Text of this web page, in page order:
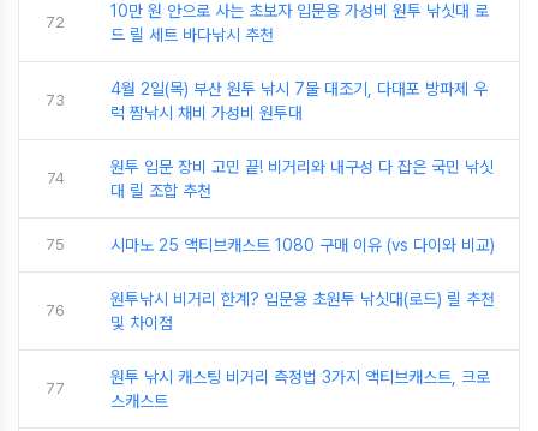
72
10만 원 안으로 사는 초보자 입문용 가성비 원투 낚싯대 로
드 릴 세트 바다낚시 추천
73
4월 2일(목) 부산 원투 낚시 7물 대조기, 다대포 방파제 우
럭 짬낚시 채비 가성비 원투대
74
원투 입문 장비 고민 끝! 비거리와 내구성 다 잡은 국민 낚싯
대 릴 조합 추천
75 시마노 25 액티브캐스트 1080 구매 이유 (vs 다이와 비교)
76
원투낚시 비거리 한계? 입문용 초원투 낚싯대(로드) 릴 추천
및 차이점
77
원투 낚시 캐스팅 비거리 측정법 3가지 액티브캐스트, 크로
스캐스트